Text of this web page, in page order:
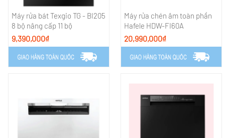
Máy rửa bát Texgio TG - BI205
8 bộ nâng cấp 11 bộ
9,390,000₫
Máy rửa chén âm toàn phần
Hafele HDW-FI60A
20,990,000₫